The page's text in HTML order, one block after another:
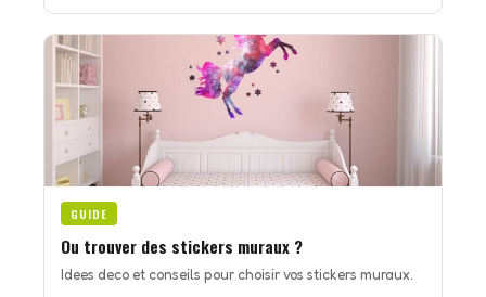
GUIDE
Ou trouver des stickers muraux ?
Idees deco et conseils pour choisir vos stickers muraux.